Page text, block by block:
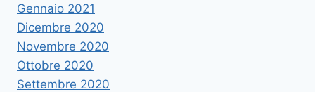
Gennaio 2021
Dicembre 2020
Novembre 2020
Ottobre 2020
Settembre 2020